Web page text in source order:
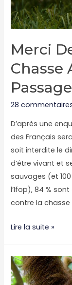
Merci
Chasse
28
D’après une
des Français
soit interdite le
d’être vivant et
sauvages (et
l’Ifop), 84 %
contre la chasse
Merci
la
chasse
Lire la suite »